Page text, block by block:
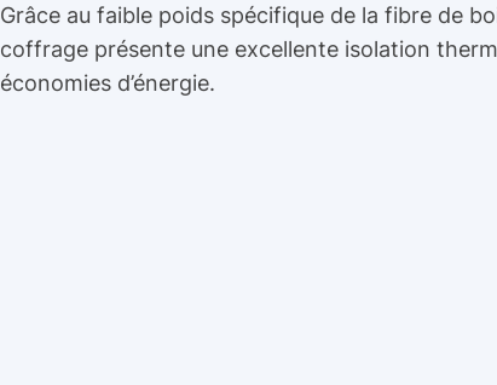
Grâce au faible poids spécifique de la fibre de
coffrage présente une excellente isolation
économies d’énergie.